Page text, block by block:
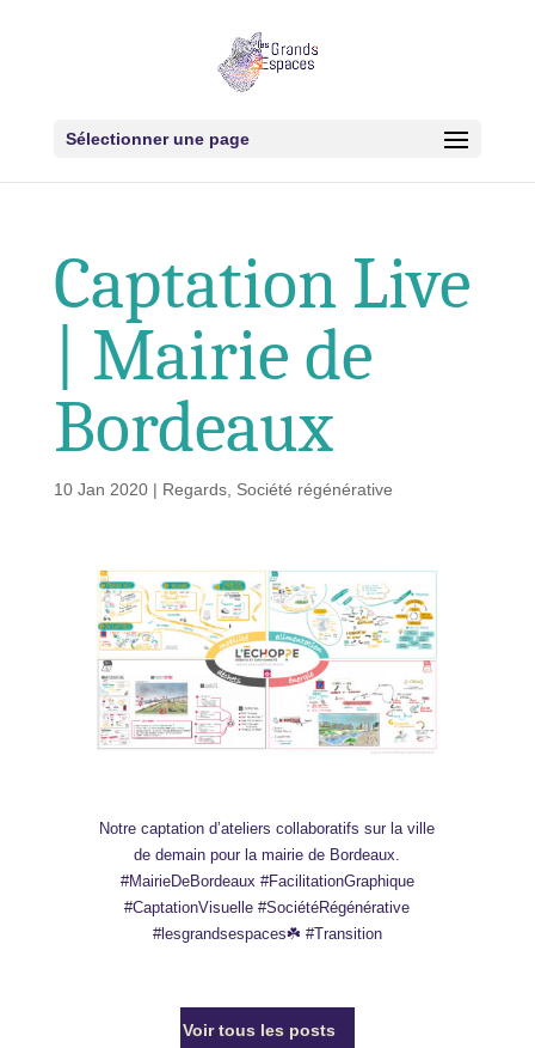
Sélectionner une page
Captation Live
| Mairie de
Bordeaux
10 Jan 2020| Regards, Société régénérative
Notre captation d’ateliers collaboratifs sur la ville
de demain pour la mairie de Bordeaux.
#MairieDeBordeaux #FacilitationGraphique
#CaptationVisuelle #SociétéRégénérative
#lesgrandsespaces☘️ #Transition
Voir tous les posts